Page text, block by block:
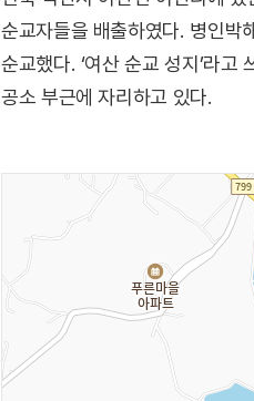
순교자들을 배출하였다. 병인박
순교했다. ‘여산 순교 성지’라
공소 부근에 자리하고 있다.